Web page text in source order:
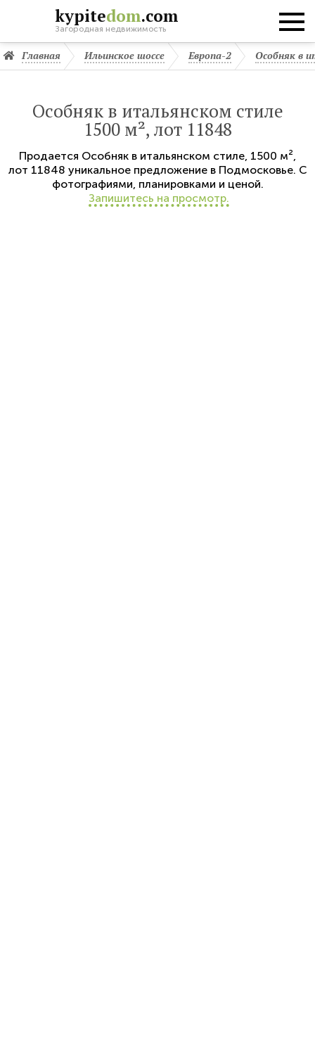
kypitedom.com
Загородная недвижимость
Главная Ильинское шоссе Европа-2 Особняк в
Особняк в итальянском стиле
1500 м², лот 11848
Продается Особняк в итальянском стиле, 1500 м²,
лот 11848 уникальное предложение в Подмосковье. С
фотографиями, планировками и ценой.
Запишитесь на просмотр.